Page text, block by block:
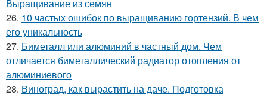
Выращивание из семян
26. 10 частых ошибок по выращиванию гортензий. В чем
его уникальность
27. Биметалл или алюминий в частный дом. Чем
отличается биметаллический радиатор отопления от
алюминиевого
28. Виноград, как вырастить на даче. Подготовка